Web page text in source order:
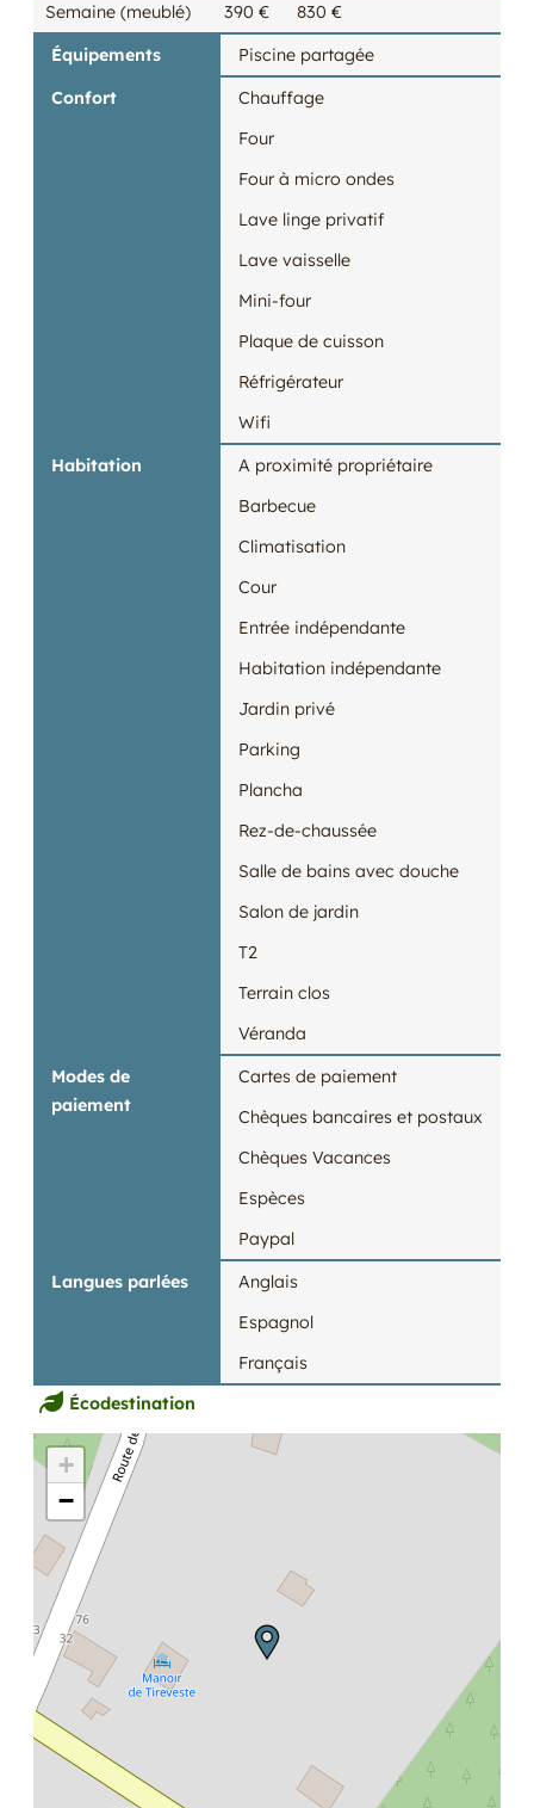
Semaine (meublé)
390 €
830 €
Équipements
Piscine partagée
Confort
Chauffage
Four
Four à micro ondes
Lave linge privatif
Lave vaisselle
Mini-four
Plaque de cuisson
Réfrigérateur
Wifi
Habitation
A proximité propriétaire
Barbecue
Climatisation
Cour
Entrée indépendante
Habitation indépendante
Jardin privé
Parking
Plancha
Rez-de-chaussée
Salle de bains avec douche
Salon de jardin
T2
Terrain clos
Véranda
Modes de
paiement
Cartes de paiement
Chèques bancaires et postaux
Chèques Vacances
Espèces
Paypal
Langues parlées
Anglais
Espagnol
Français
Écodestination
+
−